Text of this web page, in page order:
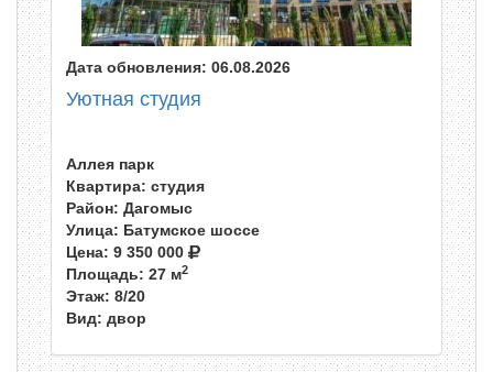
Дата обновления: 06.08.2026
Уютная студия
Аллея парк
Квартира: студия
Район: Дагомыс
Улица: Батумское шоссе
Цена: 9 350 000
Площадь: 27 м2
Этаж: 8/20
Вид: двор